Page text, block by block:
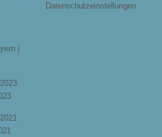
|
Datenschutzeinstellungen